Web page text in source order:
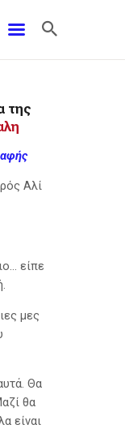
της
Αλί
είπε
μες
Θα
θα
είναι